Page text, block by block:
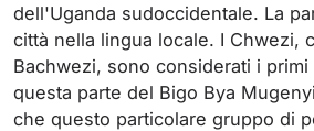
dell'Uganda sudoccidentale. La
città nella lingua locale. I Chwezi,
Bachwezi, sono considerati i primi
questa parte del Bigo Bya
che questo particolare gruppo di